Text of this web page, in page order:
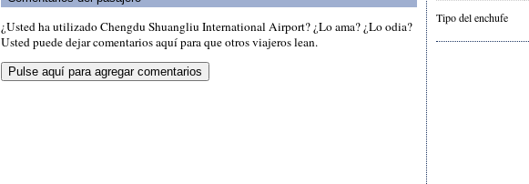
¿Usted ha utilizado Chengdu Shuangliu International Airport? ¿Lo ama? ¿Lo odia?
Usted puede dejar comentarios aquí para que otros viajeros lean.
Tipo del enchufe